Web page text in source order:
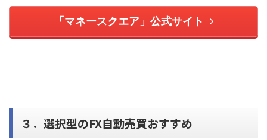
「マネースクエア」公式サイト
３．選択型のFX自動売買おすすめ